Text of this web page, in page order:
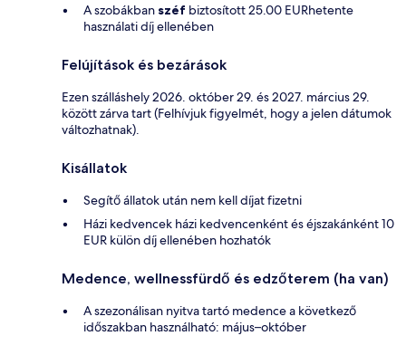
A szobákban széf biztosított 25.00 EURhetente
használati díj ellenében
Felújítások és bezárások
Ezen szálláshely 2026. október 29. és 2027. március 29.
között zárva tart (Felhívjuk figyelmét, hogy a jelen dátumok
változhatnak).
Kisállatok
Segítő állatok után nem kell díjat fizetni
Házi kedvencek házi kedvencenként és éjszakánként 10
EUR külön díj ellenében hozhatók
Medence, wellnessfürdő és edzőterem (ha van)
A szezonálisan nyitva tartó medence a következő
időszakban használható: május–október